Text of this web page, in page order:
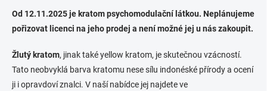
Od 12.11.2025 je kratom psychomodulační látkou. Neplánujeme
pořizovat licenci na jeho prodej a není možné jej u nás zakoupit.
Žlutý kratom, jinak také yellow kratom, je skutečnou vzácností.
Tato neobvyklá barva kratomu nese sílu indonéské přírody a ocení
ji i opravdoví znalci. V naší nabídce jej najdete ve